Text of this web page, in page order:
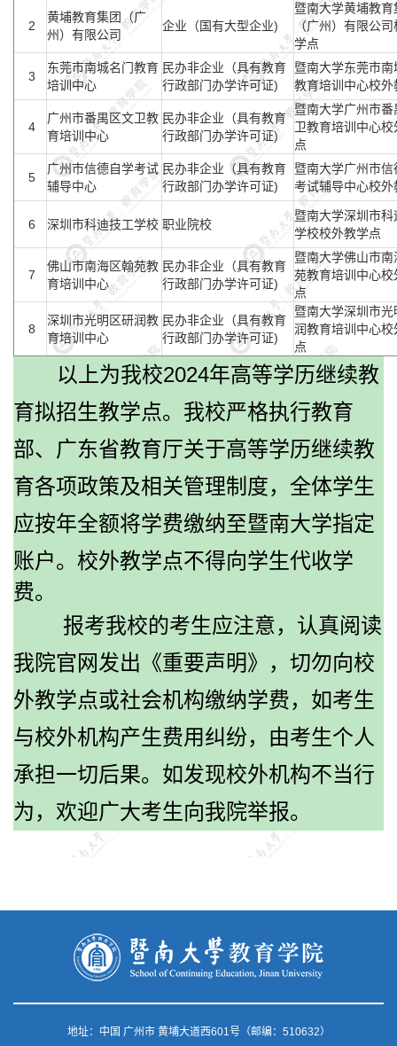
2
黄埔教育集团（广
州）有限公司
企业（国有大型企业)
暨南大学黄埔教育
（广州）有限公
学点
3
东莞市南城名门教育
培训中心
民办非企业（具有教育
行政部门办学许可证)
暨南大学东莞市南
教育培训中心校外
4
广州市番禺区文卫教
育培训中心
民办非企业（具有教育
行政部门办学许可证)
暨南大学广州市番
卫教育培训中心校
点
5
广州市信德自学考试
辅导中心
民办非企业（具有教育
行政部门办学许可证)
暨南大学广州市信
考试辅导中心校外
6 深圳市科迪技工学校 职业院校
暨南大学深圳市科
学校校外教学点
7
佛山市南海区翰苑教
育培训中心
民办非企业（具有教育
行政部门办学许可证)
暨南大学佛山市南
苑教育培训中心校
点
8
深圳市光明区研润教
育培训中心
民办非企业（具有教育
行政部门办学许可证)
暨南大学深圳市光
润教育培训中心校
点
以上为我校2024年高等学历继续教
育拟招生教学点。我校严格执行教育
部、广东省教育厅关于高等学历继续教
育各项政策及相关管理制度，全体学生
应按年全额将学费缴纳至暨南大学指定
账户。 校外教学点不得向学生代收学
费。
报考我校的考生应注意，认真阅读
我院官网发出《重要声明》，切勿向校
外教学点或社会机构缴纳学费，如考生
与校外机构产生费用纠纷，由考生个人
承担一切后果。如发现校外机构不当行
为，欢迎广大考生向我院举报。
地址：中国 广州市 黄埔大道西601号（邮编：510632）